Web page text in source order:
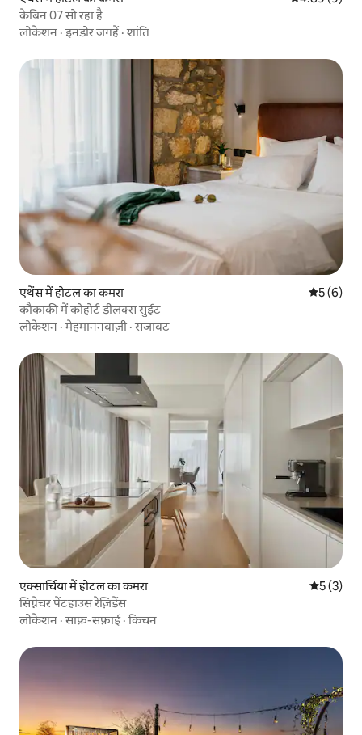
केबिन 07 सो रहा है
लोकेशन ·इनडोर जगहें ·शांति
एथेंस में होटल का कमरा औसत रेटिंग
5 (6)
कौकाकी में कोहोर्ट डीलक्स सुईट
लोकेशन ·मेहमाननवाज़ी ·सजावट
एक्सार्चिया में होटल का कमरा औसत रेटिंग
5 (3)
सिग्नेचर पेंटहाउस रेज़िडेंस
लोकेशन ·साफ़-सफ़ाई·किचन